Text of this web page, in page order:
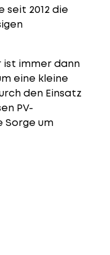
seit 2012 die
ist immer dann
eine kleine
den Einsatz
PV-
Sorge um